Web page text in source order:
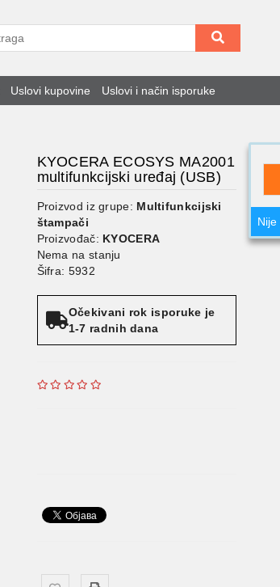
Uslovi kupovine Uslovi i način isporuke
KYOCERA ECOSYS MA2001
multifunkcijski uređaj (USB)
Proizvod iz grupe: Multifunkcijski
štampači
Proizvođač: KYOCERA
Nema na stanju
Šifra: 5932
Očekivani rok isporuke je
1-7 radnih dana